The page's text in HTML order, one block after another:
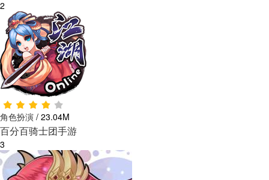
2
角色扮演 / 23.04M
百分百骑士团手游
3